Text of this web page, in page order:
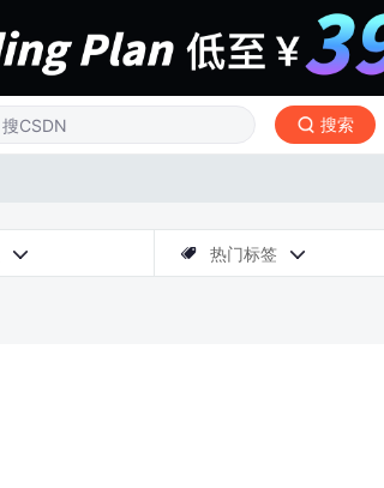
搜索
  热门标签 